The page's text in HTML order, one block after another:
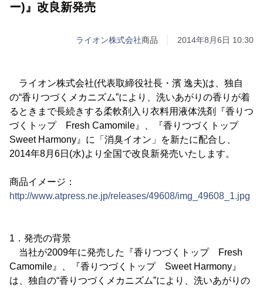
ー)』改良新発売
ライオン株式会社商品 2014年8月6日 10:30
ライオン株式会社(代表取締役社長・濱 逸夫)は、独自
の“香りつづくメカニズム”により、洗いあがりの香りが着
るときまで長続きする柔軟剤入り衣料用液体洗剤『香りつ
づくトップ Fresh Camomile』、『香りつづくトップ
Sweet Harmony』に「消臭イオン」を新たに配合し、
2014年8月6日(水)より全国で改良新発売いたします。
商品イメージ：
http://www.atpress.ne.jp/releases/49608/img_49608_1.jpg
1．発売の背景
当社が2009年に発売した『香りつづくトップ Fresh
Camomile』、『香りつづくトップ Sweet Harmony』
は、独自の“香りつづくメカニズム”により、洗いあがりの